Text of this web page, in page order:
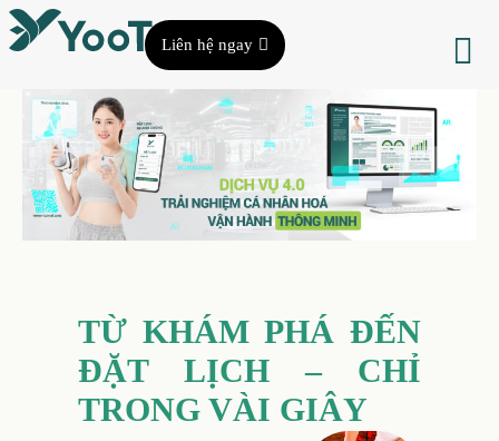
Liên hệ ngay
TỪ KHÁM PHÁ ĐẾN
ĐẶT LỊCH – CHỈ
TRONG VÀI GIÂY